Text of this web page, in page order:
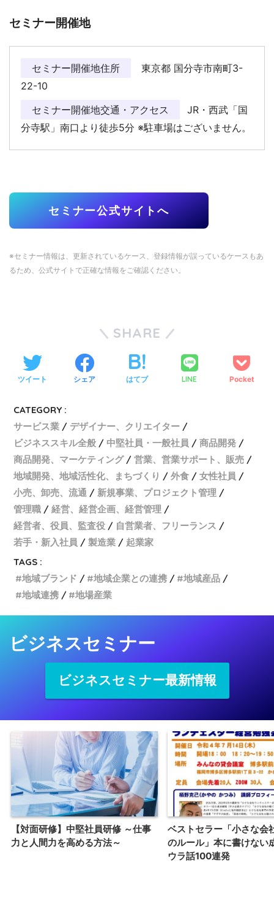
セミナー開催地
セミナー開催地住所
東京都 国分寺市南町3-
22-10
セミナー開催地交通・アクセス
JR・西武「国
分寺駅」南口より徒歩5分 ※駐車場はございません。
セミナー公式サイトへ
※セミナー情報は、更新されているケース、登録情報が誤っているケースもあ
るため、公式サイトで正確な情報をご確認ください。
SHARE
ツイート シェア はてブ LINE Pocket
CATEGORY :
サービス業
デザイナー、クリエイター
ビジネススキル全般
中堅社員・一般社員
商品開発
商品開発、マーケティング
営業、営業サポート、販売
地域開発、地域活性化、まちづくり
外食
女性社員
小売、卸売、流通
新規事業、プロジェクト管理
管理職
経営、経営企画、経営管理
経営者、役員、監査役
自営業者、フリーランス
若手・新入社員
製造業
起業家
TAGS :
地域ブランド
地域企業との連携
地域産品
地域連携
地場産業
ビジネスセミナー
ビジネスセミナー最新情報
【対面研修】中堅社員研修 ～仕事
力と人間力を高める方法～
ベストセラー「小さな
のルール」本に書けない
ウラ話100連発